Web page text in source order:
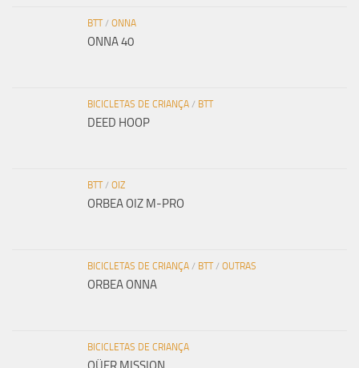
BTT/ ONNA
ONNA 40
BICICLETAS DE CRIANÇA / BTT
DEED HOOP
BTT/ OIZ
ORBEA OIZ M-PRO
BICICLETAS DE CRIANÇA / BTT/ OUTRAS
ORBEA ONNA
BICICLETAS DE CRIANÇA